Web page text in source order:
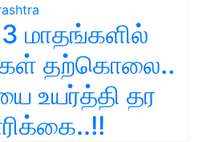
3 மாதங்களில்
தற்கொலை..
உயர்த்தி தர